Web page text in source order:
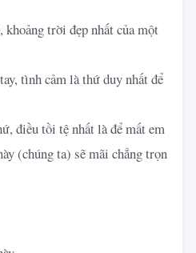
trời đẹp nhất của một
tình cảm là thứ duy nhất để
điều tồi tệ nhất là để mất em
(chúng ta) sẽ mãi chẳng trọn